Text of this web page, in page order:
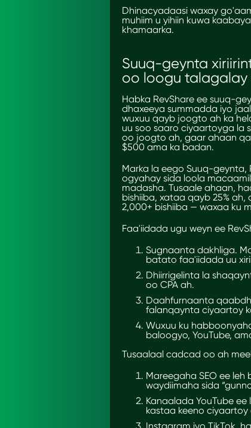
Dhinacyadaasi waxay
muhiim u yihiin kuwa
khamaarka.
Suuq-geynta
oo loogu talagalay
Habka RevShare ee suuq-
dhaxeeya summadda iyo
wuxuu qayb joogto ah ka
uu soo saaro ciyaartoyga la
oo joogto ah, gaar ahaan
$500 ama ka badan.
Marka la eego Suuq-geynta,
ogyahay sida loola
madasha. Tusaale ahaan,
bishiiba, xataa qayb 25%
2,000+ bishiiba — waxaa ku
Faa'iidada ugu weyn ee
Sugnaanta dakhliga.
batato faa'iidada uu
Dhiirrigelinta la
oo CPA ah.
Daahfurnaanta
falanqaynta ciyaartoy
Wuxuu ku
baloogyo, YouTube,
Tusaalaal cadcad oo ah
Mareegaha SEO ee
waydiimaha sida
Kanaalada YouTube
kastaa keeno